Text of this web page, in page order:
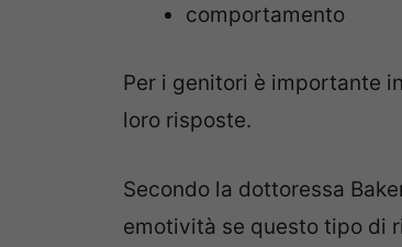
comportamento
Per i genitori è importante
loro risposte.
Secondo la dottoressa
emotività se questo tipo di